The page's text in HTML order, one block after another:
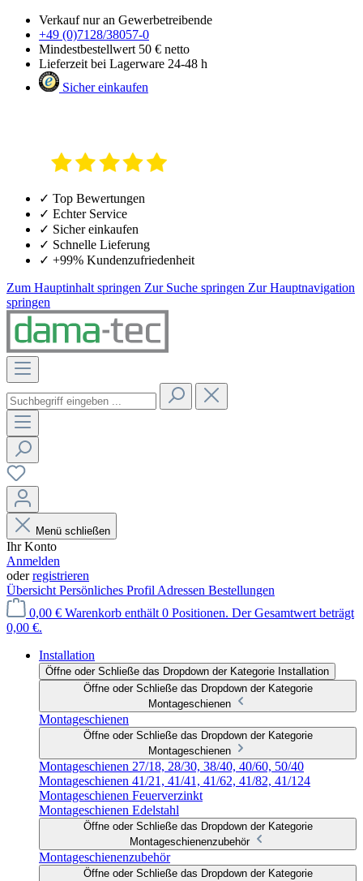
Verkauf nur an Gewerbetreibende
+49 (0)7128/38057-0
Mindestbestellwert 50 € netto
Lieferzeit bei Lagerware 24-48 h
Sicher einkaufen
✓ Top Bewertungen
✓ Echter Service
✓ Sicher einkaufen
✓ Schnelle Lieferung
✓ +99% Kundenzufriedenheit
Zum Hauptinhalt springen Zur Suche springen Zur Hauptnavigation
springen
Menü schließen
Ihr Konto
Anmelden
oderregistrieren
Übersicht Persönliches Profil Adressen Bestellungen
0,00 € Warenkorb enthält 0 Positionen. Der Gesamtwert beträgt
0,00 €.
Installation
Öffne oder Schließe das Dropdown der Kategorie Installation
Öffne oder Schließe das Dropdown der Kategorie
Montageschienen
Montageschienen
Öffne oder Schließe das Dropdown der Kategorie
Montageschienen
Montageschienen 27/18, 28/30, 38/40, 40/60, 50/40
Montageschienen 41/21, 41/41, 41/62, 41/82, 41/124
Montageschienen Feuerverzinkt
Montageschienen Edelstahl
Öffne oder Schließe das Dropdown der Kategorie
Montageschienenzubehör
Montageschienenzubehör
Öffne oder Schließe das Dropdown der Kategorie